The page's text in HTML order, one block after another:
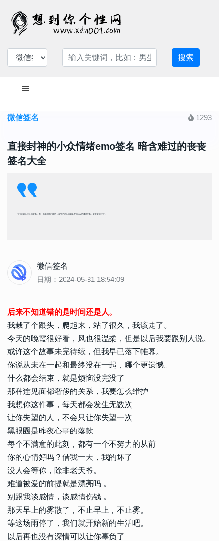
搜索
微信签名 1293
直接封神的小众情绪emo签名 暗含难过的丧丧
签名大全
句句说到心坎上的签名，每一句都是很封神的，看完之后心情就会变的emo的难过签名，太丧太难过了。
微信签名
日期：2024-05-31 18:54:09
后来不知道错的是时间还是人。
我栽了个跟头，爬起来，站了很久，我该走了。
今天的晚霞很好看，风也很温柔，但是以后我要跟别人说。
或许这个故事未完待续，但我早已落下帷幕。
你说从未在一起和最终没在一起，哪个更遗憾。
什么都会结束，就是烦恼没完没了
那种连见面都奢侈的关系，我要怎么维护
我想你这件事，每天都会发生无数次
让你失望的人，不会只让你失望一次
黑眼圈是昨夜心事的落款
每个不满意的此刻，都有一个不努力的从前
你的心情好吗？借我一天，我的坏了
没人会等你，除非老天爷。
难道被爱的前提就是漂亮吗 。
别跟我谈感情，谈感情伤钱 。
那天早上的雾散了，不止早上，不止雾。
等这场雨停了，我们就开始新的生活吧。
以后再也没有深情可以让你辜负了